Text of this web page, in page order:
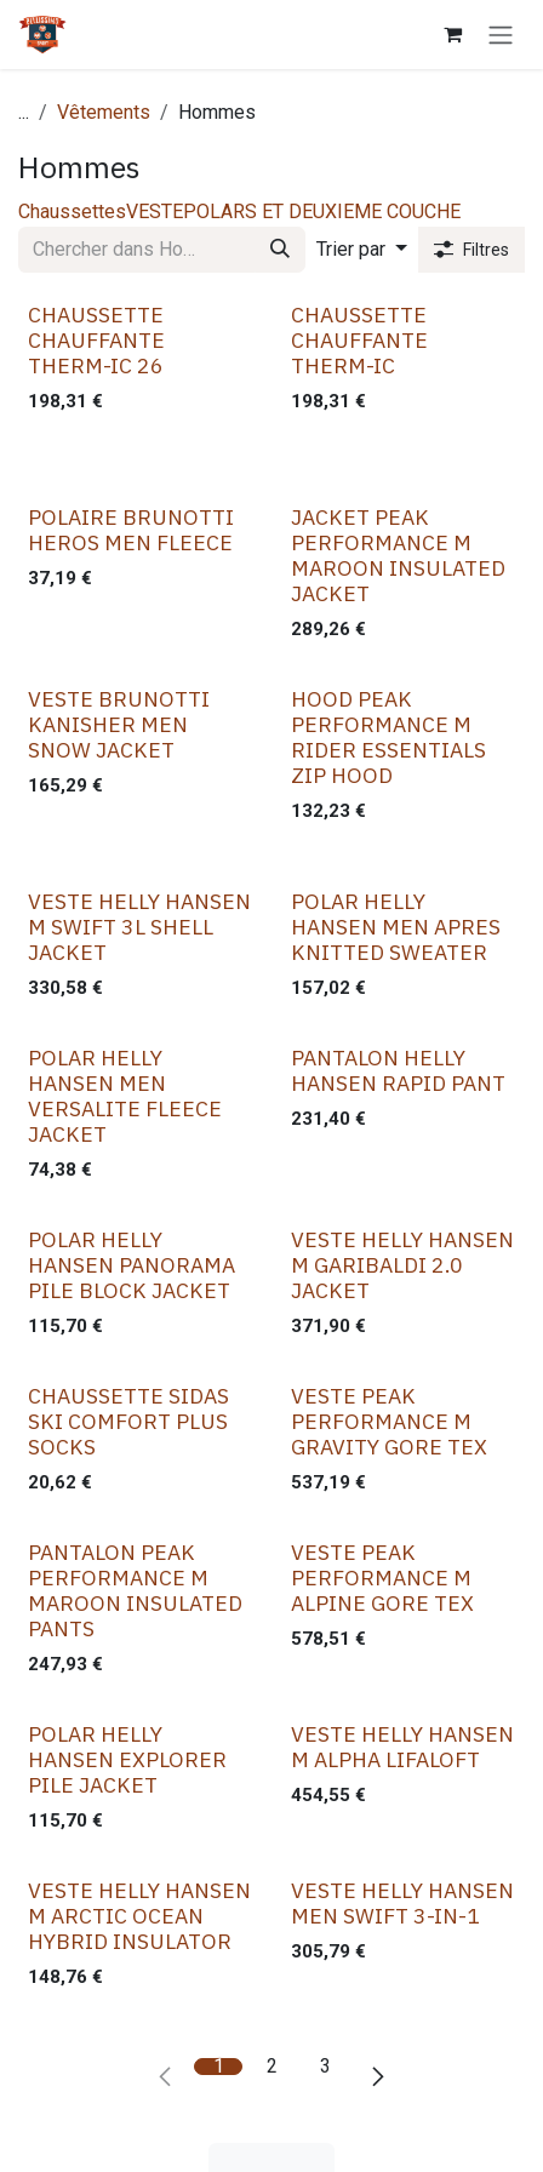
Se rendre au contenu
... Vêtements Hommes
Hommes
ChaussettesVESTEPOLARS ET DEUXIEME COUCHE
Trier par
Filtres
CHAUSSETTE
CHAUFFANTE
THERM-IC 26
198,31 €
CHAUSSETTE
CHAUFFANTE
THERM-IC
198,31 €
POLAIRE BRUNOTTI
HEROS MEN FLEECE
37,19 €
JACKET PEAK
PERFORMANCE M
MAROON INSULATED
JACKET
289,26 €
VESTE BRUNOTTI
KANISHER MEN
SNOW JACKET
165,29 €
HOOD PEAK
PERFORMANCE M
RIDER ESSENTIALS
ZIP HOOD
132,23 €
VESTE HELLY HANSEN
M SWIFT 3L SHELL
JACKET
330,58 €
POLAR HELLY
HANSEN MEN APRES
KNITTED SWEATER
157,02 €
POLAR HELLY
HANSEN MEN
VERSALITE FLEECE
JACKET
74,38 €
PANTALON HELLY
HANSEN RAPID PANT
231,40€
POLAR HELLY
HANSEN PANORAMA
PILE BLOCK JACKET
115,70 €
VESTE HELLY HANSEN
M GARIBALDI 2.0
JACKET
371,90€
CHAUSSETTE SIDAS
SKI COMFORT PLUS
SOCKS
20,62 €
VESTE PEAK
PERFORMANCE M
GRAVITY GORE TEX
537,19 €
PANTALON PEAK
PERFORMANCE M
MAROON INSULATED
PANTS
247,93 €
VESTE PEAK
PERFORMANCE M
ALPINE GORE TEX
578,51 €
POLAR HELLY
HANSEN EXPLORER
PILE JACKET
115,70 €
VESTE HELLY HANSEN
M ALPHA LIFALOFT
454,55 €
VESTE HELLY HANSEN
M ARCTIC OCEAN
HYBRID INSULATOR
148,76 €
VESTE HELLY HANSEN
MEN SWIFT 3-IN-1
305,79 €
1 2 3